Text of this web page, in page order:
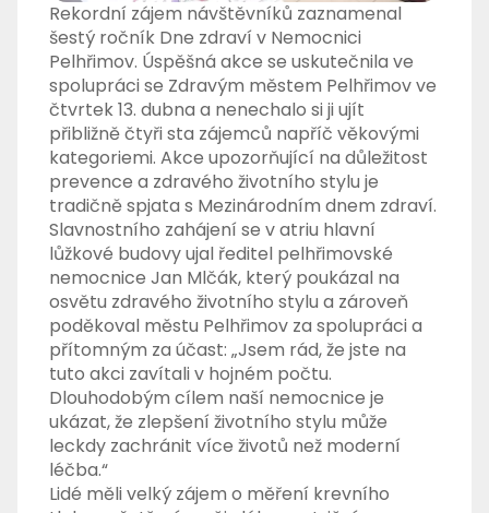
Rekordní zájem návštěvníků zaznamenal
šestý ročník Dne zdraví v Nemocnici
Pelhřimov. Úspěšná akce se uskutečnila ve
spolupráci se Zdravým městem Pelhřimov ve
čtvrtek 13. dubna a nenechalo si ji ujít
přibližně čtyři sta zájemců napříč věkovými
kategoriemi. Akce upozorňující na důležitost
prevence a zdravého životního stylu je
tradičně spjata s Mezinárodním dnem zdraví.
Slavnostního zahájení se v atriu hlavní
lůžkové budovy ujal ředitel pelhřimovské
nemocnice Jan Mlčák, který poukázal na
osvětu zdravého životního stylu a zároveň
poděkoval městu Pelhřimov za spolupráci a
přítomným za účast: „Jsem rád, že jste na
tuto akci zavítali v hojném počtu.
Dlouhodobým cílem naší nemocnice je
ukázat, že zlepšení životního stylu může
leckdy zachránit více životů než moderní
léčba.“
Lidé měli velký zájem o měření krevního